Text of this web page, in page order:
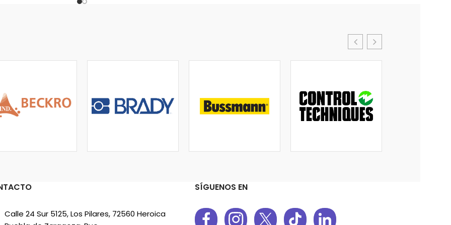
Calle 24 Sur 5125, Los Pilares, 72560 Heroica
SÍGUENOS EN